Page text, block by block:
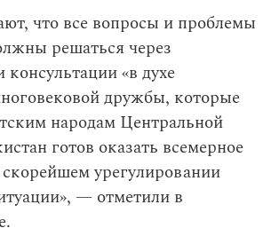
что все вопросы и проблемы
решаться через
«в духе
дружбы, которые
народам Центральной
готов оказать всемерное
скорейшем урегулировании
— отметили в